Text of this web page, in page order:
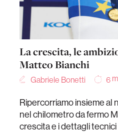
La crescita, le
Matteo Bianchi
Gabriele Bonetti 6
Ripercorriamo insieme al
nel chilometro da fermo
crescita e i dettagli